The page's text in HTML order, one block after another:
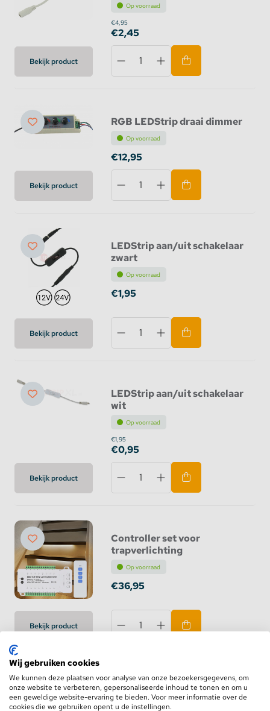
Bekijk product
Op voorraad
€4,95
€2,45
Bekijk product
RGB LEDStrip draai dimmer
Op voorraad
€12,95
Bekijk product
LEDStrip aan/uit schakelaar
zwart
Op voorraad
€1,95
Bekijk product
LEDStrip aan/uit schakelaar
wit
Op voorraad
€1,95
€0,95
Bekijk product
Controller set voor
trapverlichting
Op voorraad
€36,95
LEDStrip 5 Kanaals
Tijdcontroller met
Wij gebruiken cookies
We kunnen deze plaatsen voor analyse van onze bezoekersgegevens, om
onze website te verbeteren, gepersonaliseerde inhoud te tonen en om u
een geweldige website-ervaring te bieden. Voor meer informatie over de
cookies die we gebruiken opent u de instellingen.